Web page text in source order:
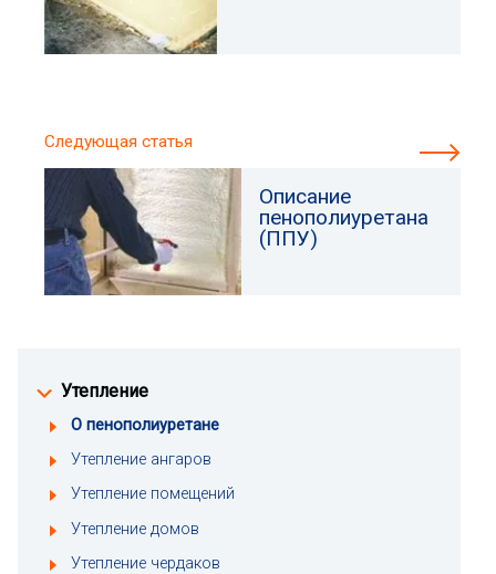
Утепление
О пенополиуретане
Утепление ангаров
Утепление помещений
Утепление домов
Утепление чердаков
Следующая статья
Описание
пенополиуретана
(ППУ)